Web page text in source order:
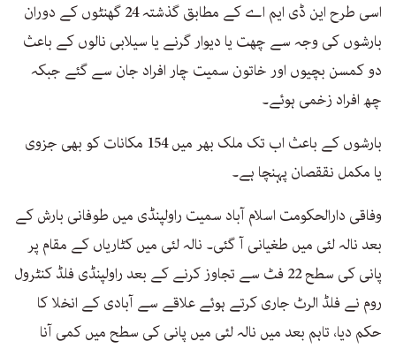
اسی طرح این ڈی ایم اے کے مطابق گذشتہ 24 گھنٹوں کے دوران
بارشوں کی وجہ سے چھت یا دیوار گرنے یا سیلابی نالوں کے باعث
دو کمسن بچیوں اور خاتون سمیت چار افراد جان سے گئے جبکہ
چھ افراد زخمی ہوئے۔
بارشوں کے باعث اب تک ملک بھر میں 154 مکانات کو بھی جزوی
یا مکمل نققصان پہنچا ہے۔
وفاقی دارالحکومت اسلام آباد سمیت راولپنڈی میں طوفانی بارش کے
بعد نالہ لئی میں طغیانی آ گئی۔ نالہ لئی میں کٹاریاں کے مقام پر
پانی کی سطح 22 فٹ سے تجاوز کرنے کے بعد راولپنڈی فلڈ کنٹرول
روم نے فلڈ الرٹ جاری کرتے ہوئے علاقے سے آبادی کے انخلا کا
حکم دیا، تاہم بعد میں نالہ لئی میں پانی کی سطح میں کمی آنا